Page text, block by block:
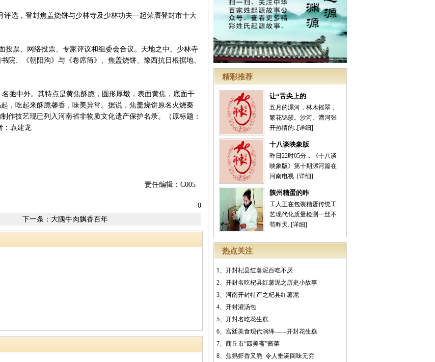
精彩推荐
让“舌尖上的
五月的漯河，林木摇翠，
繁花锦簇。沙河、澧河张
开热情的..[详细]
十八谈映象版
昨日22时05分，《十八谈
映象版》第十期漯河篇在
河南电视..[详细]
陕州糟蛋的昨
工人正在包装糟蛋传统工
艺现代化质量检测一丝不
苟昨天..[详细]
热点关注
1、 开封杞县红薯泥百吃不厌
2、 开封名吃杞县红薯泥之历史小故事
3、 河南开封特产之杞县红薯泥
4、 开封灌汤包
5、 开封名吃花生糕
6、 宫廷美食现代演绎——开封花生糕
7、 商丘市“四美斋”酱菜
8、 焦蚂虾香又脆 令人垂涎回味无穷
选，登封焦盖烧饼与少林寺及少林功夫一起荣膺登封市十大
票、网络投票、专家评议和组委会合议。天地之中、少林寺
院、《朝阳沟》与《卷席筒》、焦盖烧饼、豫西抗日根据地、
弛中外。其特点是黄焦酥脆，圆形厚墩，表面黄焦，底面干
，吃起来酥脆馨香，味美异常。据说，焦盖烧饼原名火烧秦
作技艺现已列入河南省非物质文化遗产保护名录。（原标题：
：袁建龙
责任编辑：C005
0
下一条： 大隗牛肉飘香百年